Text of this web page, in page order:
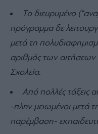
Το διευρυμένο
πρόγραμμα δε
μετά τη
αριθμός των αιτήσεων
Σχολεία.
Από πολλές τάξεις
-πλην μειωμένοι μετά
παρέμβαση-